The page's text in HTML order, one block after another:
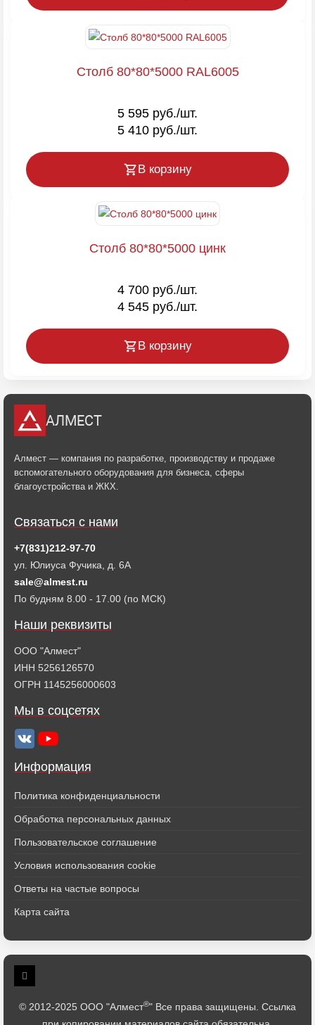
Столб 80*80*5000 RAL6005
5 595 руб./шт.
5 410 руб./шт.
В корзину
Столб 80*80*5000 цинк
4 700 руб./шт.
4 545 руб./шт.
В корзину
АЛМЕСТ
Алмест — компания по разработке, производству и продаже
вспомогательного оборудования для бизнеса, сферы
благоустройства и ЖКХ.
Информация
Политика конфиденциальности
Обработка персональных данных
Пользовательское соглашение
Условия использования cookie
Ответы на частые вопросы
Карта сайта
Связаться с нами
+7(831)212-97-70
ул. Юлиуса Фучика, д. 6А
sale@almest.ru
По будням 8.00 - 17.00 (по МСК)
Наши реквизиты
ООО "Алмест"
ИНН 5256126570
ОГРН 1145256000603
Мы в соцсетях
© 2012-2025 ООО "Алмест®" Все права защищены. Ссылка